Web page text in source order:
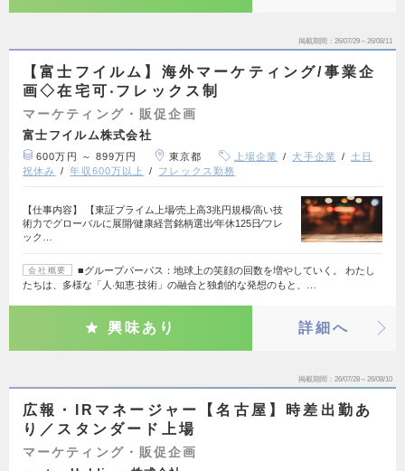
掲載期間 26/07/29～26/08/11
【富⼠フイルム】海外マーケティング/事業企
画◇在宅可‧フレックス制
マーケティング・販促企画
富⼠フイルム株式会社
600万円 ～ 899万円 東京都 上場企業 大手企業
土日
祝休み
年収600万以上 フレックス勤務
【仕事内容】 【東証プライム上場∕売上⾼3兆円規模∕⾼い技
術⼒でグローバルに展開∕健康経営銘柄選出∕年休125⽇∕フレ
ック…
会社概要
■グループパーパス：地球上の笑顔の回数を増やしていく。 わたし
たちは、多様な「⼈‧知恵‧技術」の融合と独創的な発想のもと、…
興味あり 詳細へ
掲載期間 26/07/28～26/08/10
広報・IRマネージャー【名古屋】時差出勤あ
り／スタンダード上場
マーケティング・販促企画